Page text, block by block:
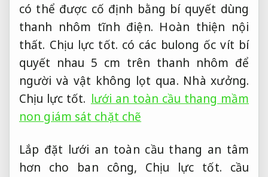
có thể được cố định bằng bí quyết dùng
thanh nhôm tĩnh điện. Hoàn thiện nội
thất. Chịu lực tốt. có các bulong ốc vít bí
quyết nhau 5 cm trên thanh nhôm để
người và vật không lọt qua. Nhà xưởng.
Chịu lực tốt. lưới an toàn cầu thang mầm
non giám sát chặt chẽ
Lắp đặt lưới an toàn cầu thang an tâm
hơn cho ban công, Chịu lực tốt. cầu